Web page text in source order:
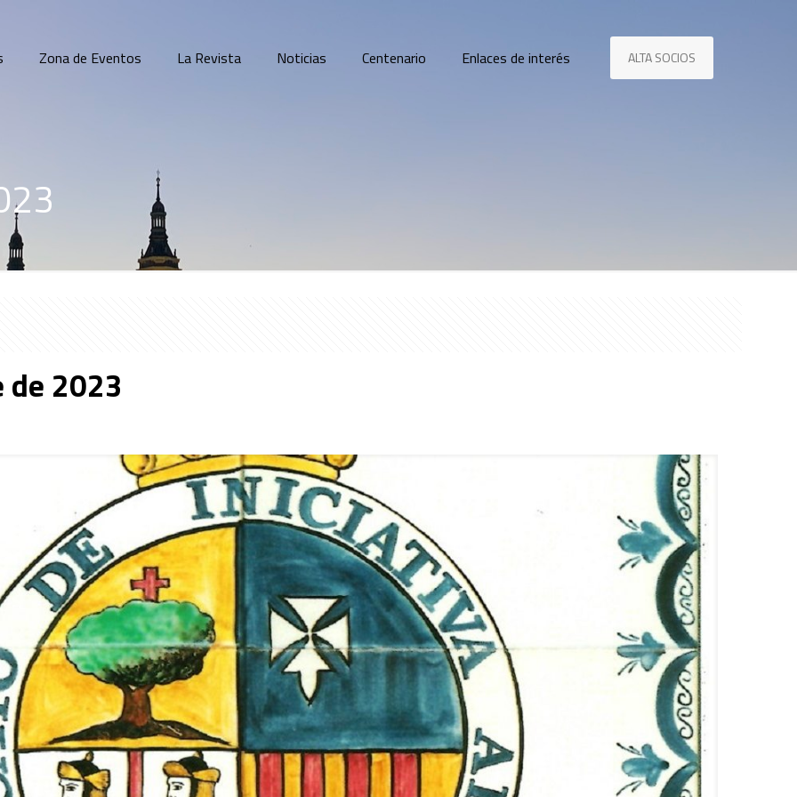
Zona de Eventos La Revista Noticias Centenario Enlaces de interés ALTA SOCIOS
de 2023